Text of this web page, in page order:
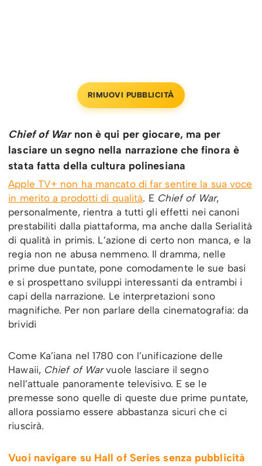
RIMUOVI PUBBLICITÀ
Chief of Warnon è qui per giocare, ma per
lasciare un segno nella narrazione che finora è
stata fatta della cultura polinesiana
Apple TV+ non ha mancato di far sentire la sua voce
in merito a prodotti di qualità. E Chief of War,
personalmente, rientra a tutti gli effetti nei canoni
prestabiliti dalla piattaforma, ma anche dalla Serialità
di qualità in primis. L’azione di certo non manca, e la
regia non ne abusa nemmeno. Il dramma, nelle
prime due puntate, pone comodamente le sue basi
e si prospettano sviluppi interessanti da entrambi i
capi della narrazione. Le interpretazioni sono
magnifiche. Per non parlare della cinematografia: da
brividi
Come Ka’iana nel 1780 con l’unificazione delle
Hawaii, Chief of Warvuole lasciare il segno
nell’attuale panoramente televisivo. E se le
premesse sono quelle di queste due prime puntate,
allora possiamo essere abbastanza sicuri che ci
riuscirà.
Vuoi navigare su Hall of Series senza pubblicità